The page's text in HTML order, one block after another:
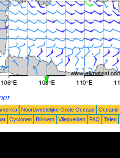
Noordwestelijke Grote Oceaan Oceanië
Cyclonen Bliksem Vliegvelden FAQ Talen